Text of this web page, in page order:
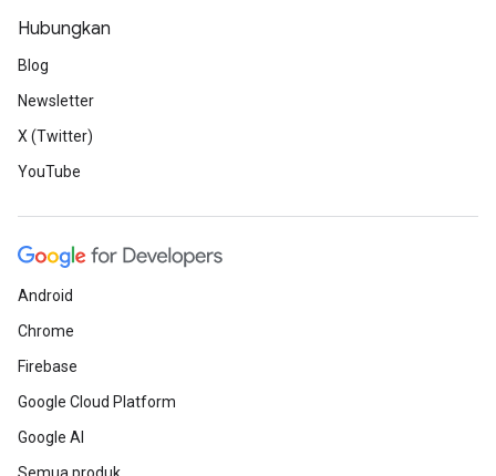
Hubungkan
Blog
Newsletter
X (Twitter)
YouTube
Android
Chrome
Firebase
Google Cloud Platform
Google AI